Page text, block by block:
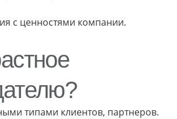
с ценностями компании.
типами клиентов, партнеров.